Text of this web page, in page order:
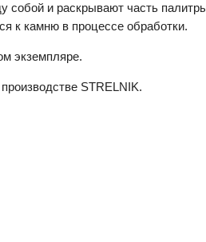
собой и раскрывают часть
к камню в процессе обработки.
экземпляре.
STRELNIK.